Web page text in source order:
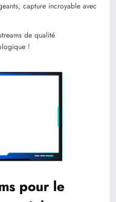
capture incroyable avec
de qualité
!
pour le